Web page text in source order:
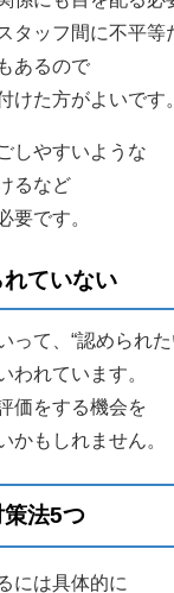
タッフ間に不平等
あるので
けた方がよいです。
しやすいような
るなど
要です。
れていない
って、“認められた
われています。
価をする機会を
かもしれません。
法5つ
には具体的に